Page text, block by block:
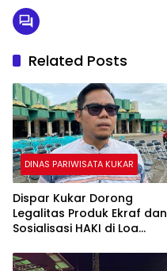
Related Posts
DINAS PARIWISATA KUKAR
Dispar Kukar Dorong
Legalitas Produk Ekraf dan
Sosialisasi HAKI di Loa